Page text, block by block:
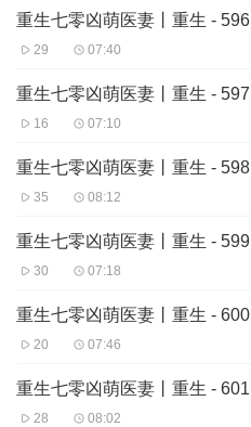
重生七零凶萌医妻丨重生 - 596
29 07:40
重生七零凶萌医妻丨重生 - 597
16 07:10
重生七零凶萌医妻丨重生 - 598
35 08:12
重生七零凶萌医妻丨重生 - 599
30 07:18
重生七零凶萌医妻丨重生 - 600
20 07:46
重生七零凶萌医妻丨重生 - 601
28 08:02